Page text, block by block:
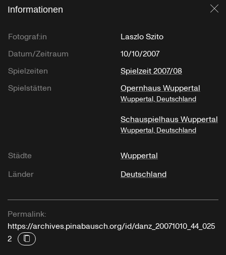
Informationen
Fotograf:in
Laszlo Szito
Datum/Zeitraum
10/10/2007
Spielzeiten
Spielzeit 2007/08
Spielstätten
Opernhaus Wuppertal
Wuppertal, Deutschland
Schauspielhaus Wuppertal
Wuppertal, Deutschland
Städte
Wuppertal
Länder
Deutschland
Permalink:
https://archives.pinabausch.org/id/danz_20071010_44_025
2